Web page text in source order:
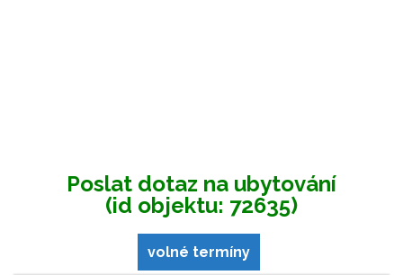
Poslat dotaz na ubytování
(id objektu: 72635)
volné termíny